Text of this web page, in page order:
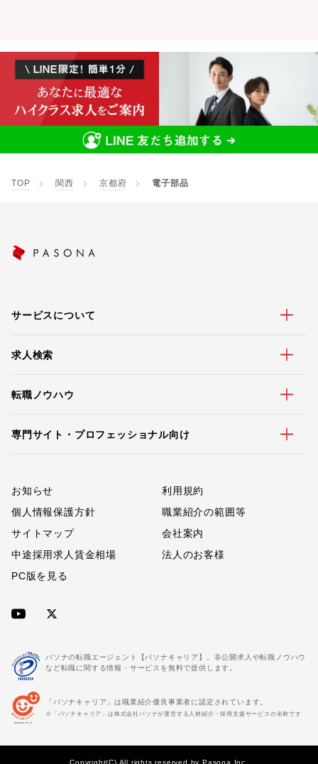
TOP 関西 京都府 電子部品
サービスについて
求人検索
転職ノウハウ
専門サイト・プロフェッショナル向け
お知らせ
利用規約
個人情報保護方針
職業紹介の範囲等
サイトマップ
会社案内
中途採用求人賃金相場
法人のお客様
PC版を見る
パソナの転職エージェント【パソナキャリア】。非公開求人や転職ノウハウ
など転職に関する情報・サービスを無料で提供します。
「パソナキャリア」は職業紹介優良事業者に認定されています。
※「パソナキャリア」は株式会社パソナが運営する人材紹介・採用支援サービスの名称です
Copyright(C) All rights reserved by Pasona Inc.